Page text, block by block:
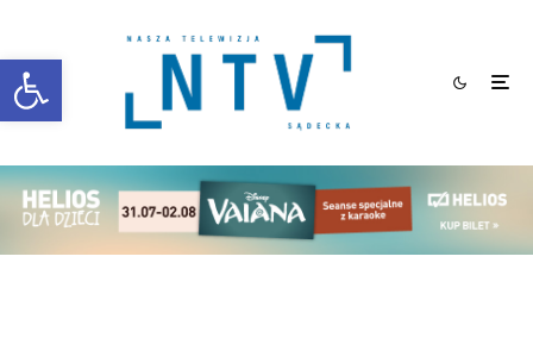
Otwórz pasek narzędzi